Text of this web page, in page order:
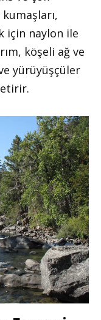
için naylon ile
köşeli ağ ve
yürüyüşçüler